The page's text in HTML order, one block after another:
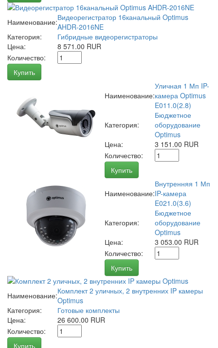
Наименование:Видеорегистратор 16канальный Optimus
AHDR-2016NE
Категория:
Гибридные видеорегистраторы
Цена:
8 571.00 RUR
Количество:
Купить
Наименование:
Уличная 1 Мп IP-
камера Optimus
E011.0(2.8)
Категория:
Бюджетное
оборудование
Optimus
Цена:
3 151.00 RUR
Количество:
Купить
Наименование:
Внутренняя 1 Мп
IP-камера
E021.0(3.6)
Категория:
Бюджетное
оборудование
Optimus
Цена:
3 053.00 RUR
Количество:
Купить
Наименование:Комплект 2 уличных, 2 внутренних IP камеры
Optimus
Категория:
Готовые комплекты
Цена:
26 600.00 RUR
Количество:
Купить